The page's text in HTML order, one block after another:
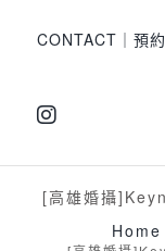
CONTACT｜預
[高雄婚攝
Home